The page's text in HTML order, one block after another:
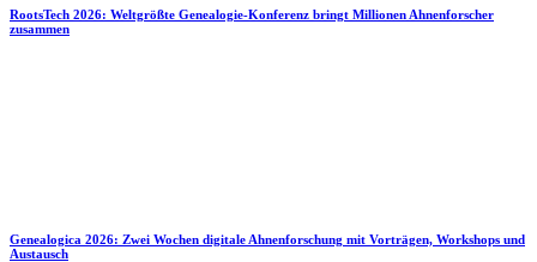
RootsTech 2026: Weltgrößte Genealogie-Konferenz bringt Millionen Ahnenforscher
zusammen
Genealogica 2026: Zwei Wochen digitale Ahnenforschung mit Vorträgen, Workshops und
Austausch